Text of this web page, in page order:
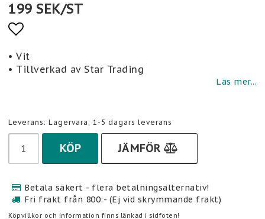
199 SEK/ST
Lägg till i favoritlistan
• Vit
• Tillverkad av Star Trading
Läs mer...
Leverans: Lagervara, 1-5 dagars leverans
KÖP JÄMFÖR
Betala säkert - flera betalningsalternativ!
Fri frakt från 800:- (Ej vid skrymmande frakt)
Köpvillkor och information finns länkad i sidfoten!